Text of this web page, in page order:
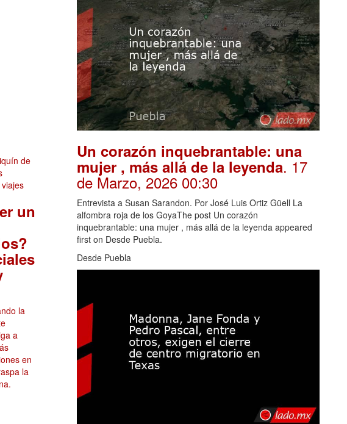
un
la
a
en
la
Un corazón inquebrantable: una
mujer , más allá de la leyenda. 17
de Marzo, 2026 00:30
Entrevista a Susan Sarandon. Por José Luis Ortiz Güell La
alfombra roja de los GoyaThe post Un corazón
inquebrantable: una mujer , más allá de la leyenda appeared
first on Desde Puebla.
Desde Puebla